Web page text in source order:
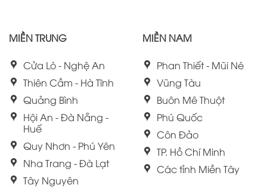
MIỀN TRUNG
Cửa Lò - Nghệ An
Thiên Cầm - Hà Tĩnh
Quảng Bình
Hội An - Đà Nẵng -
Huế
Quy Nhơn - Phú Yên
Nha Trang - Đà Lạt
Tây Nguyên
MIỀN NAM
Phan Thiết - Mũi Né
Vũng Tàu
Buôn Mê Thuột
Phú Quốc
Côn Đảo
TP. Hồ Chí Minh
Các tỉnh Miền Tây